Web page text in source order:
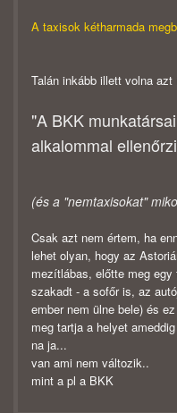
A taxisok kétharmada
Talán inkább illett volna
"A BKK
alkalommal
(és a "nemtaxisokat"
Csak azt nem értem, ha
lehet olyan, hogy az
mezítlábas, előtte meg
szakadt - a sofőr is, az
ember nem ülne bele) és
meg tartja a helyet
na ja...
van ami nem változik..
mint a pl a BKK